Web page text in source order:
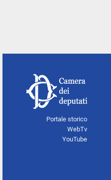
Portale storico
WebTv
YouTube